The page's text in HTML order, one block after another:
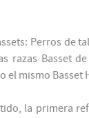
Perros de
razas Basset
el mismo Basset
la primera